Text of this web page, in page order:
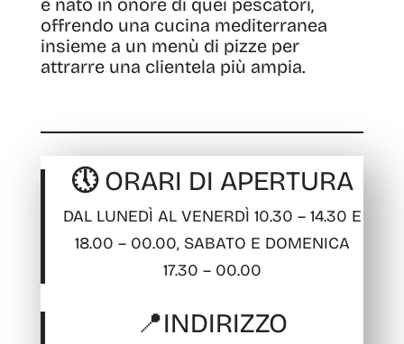
offrendo una cucina mediterranea
insieme a un menù di pizze per
attrarre una clientela più ampia.
🕔 ORARI DI APERTURA
DAL LUNEDÌ AL VENERDÌ 10.30 – 14.30 E
18.00 – 00.00, SABATO E DOMENICA
17.30 – 00.00
📍INDIRIZZO